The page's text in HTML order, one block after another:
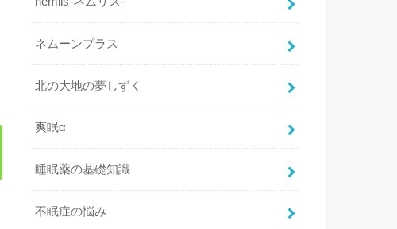
ネムーンプラス
北の大地の夢しずく
爽眠α
睡眠薬の基礎知識
不眠症の悩み